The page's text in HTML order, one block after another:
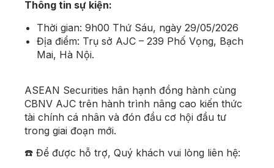
Thông tin sự kiện:
Thời gian: 9h00 Thứ Sáu, ngày 29/05/2026
Địa điểm: Trụ sở AJC – 239 Phố Vọng, Bạch
Mai, Hà Nội.
ASEAN Securities hân hạnh đồng hành cùng
CBNV AJC trên hành trình nâng cao kiến thức
tài chính cá nhân và đón đầu cơ hội đầu tư
trong giai đoạn mới.
☎️ Để được hỗ trợ, Quý khách vui lòng liên hệ: